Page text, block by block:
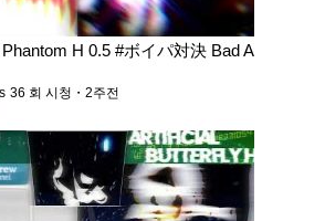
H 0.5 #ボイパ対決 Bad A
36 회 시청・2주전